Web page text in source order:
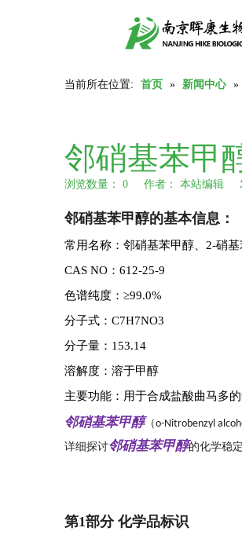
当前所在位置: 首页 » 新闻中心 »
邻硝基苯甲
浏览数量： 0 作者： 本站编辑
邻硝基苯甲醇的基本信息：
常用名称：邻硝基苯甲醇、2-硝
CAS NO：612-25-9
色谱纯度：≥99.0%
分子式：C7H7NO3
分子量：153.14
溶解度：溶于甲醇
主要功能：用于合成盐酸曲马多的
邻硝基苯甲醇（o-Nitrobenzyl
详细探讨邻硝基苯甲醇的化学稳
第1部分 化学品标识